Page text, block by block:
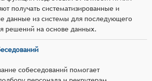
получать систематизированные и
данные из системы для последующего
решений на основе данных.
собеседований помогает